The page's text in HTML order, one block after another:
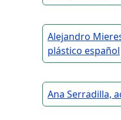
Alejandro
plástico español
Ana Serradilla,